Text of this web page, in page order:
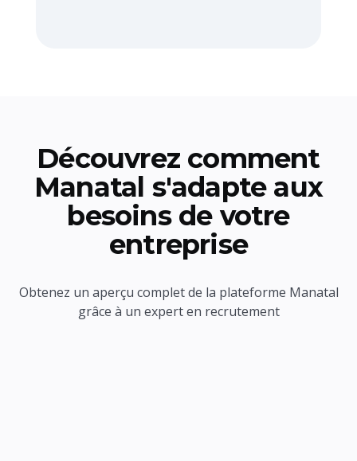
Découvrez comment
Manatal s'adapte aux
besoins de votre
entreprise
Obtenez un aperçu complet de la plateforme Manatal
grâce à un expert en recrutement